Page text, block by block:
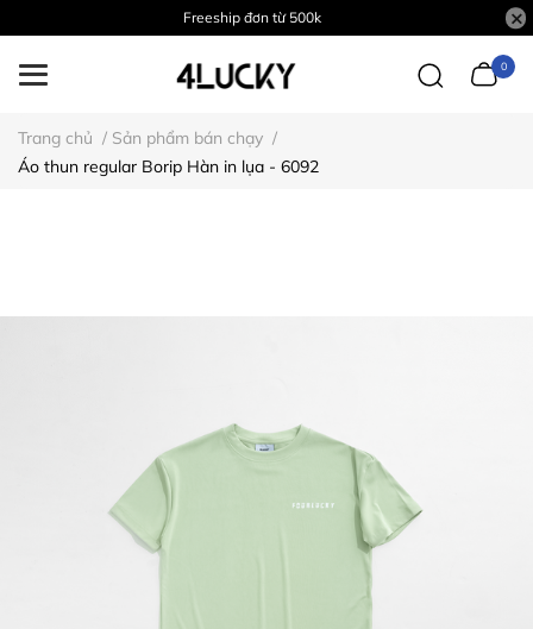
Freeship đơn từ 500k
0
Trang chủ / Sản phẩm bán chạy /
Áo thun regular Borip Hàn in lụa - 6092